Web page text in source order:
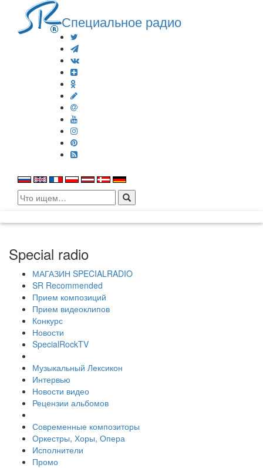
Специальное радио
Search
for:
Special radio
МАГАЗИН SPECIALRADIO
SR Recommended
Прием композиций
Прием видеоклипов
Конкурс
Новости
SpecialRockTV
Музыкальный Лексикон
Интервью
Новости видео
Рецензии альбомов
Современные композиторы
Оркестры, Хоры, Опера
Исполнители
Промо